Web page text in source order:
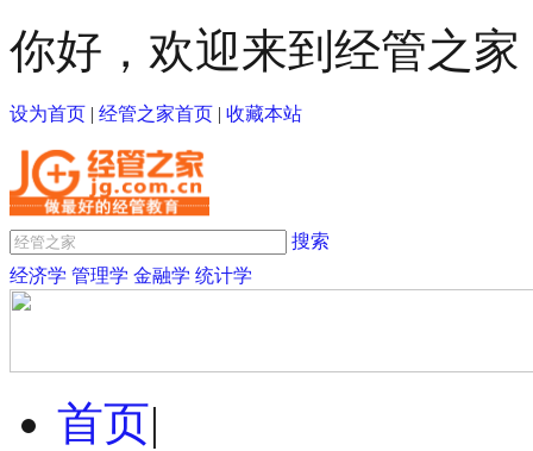
你好，欢迎来到经管之家
设为首页 | 经管之家首页 | 收藏本站
搜索
经济学 管理学 金融学 统计学
首页|